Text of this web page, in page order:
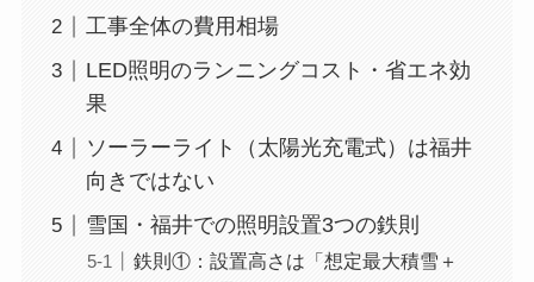
工事全体の費用相場
LED照明のランニングコスト・省エネ効
果
ソーラーライト（太陽光充電式）は福井
向きではない
雪国・福井での照明設置3つの鉄則
鉄則①：設置高さは「想定最大積雪＋